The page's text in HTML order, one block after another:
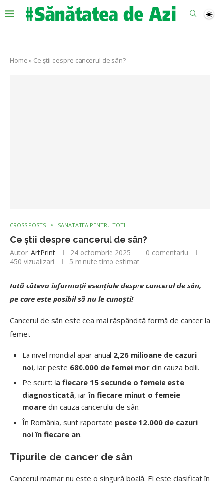
Home » Ce știi despre cancerul de sân?
CROSS POSTS SANATATEA PENTRU TOTI
Ce știi despre cancerul de sân?
Autor: ArtPrint 24 octombrie 2025
0 comentariu
450 vizualizari 5 minute timp estimat
Iată câteva informații esențiale despre cancerul de sân,
pe care este posibil să nu le cunoști!
Cancerul de sân este cea mai răspândită formă de cancer la
femei.
La nivel mondial apar anual 2,26 milioane de cazuri
noi, iar peste 680.000 de femei mor din cauza bolii.
Pe scurt: la fiecare 15 secunde o femeie este
diagnosticată, iarîn fiecare minut o femeie
moare din cauza cancerului de sân.
În România, sunt raportate peste 12.000 de cazuri
noi în fiecare an.
Tipurile de cancer de sân
Cancerul mamar nu este o singură boală. El este clasificat în